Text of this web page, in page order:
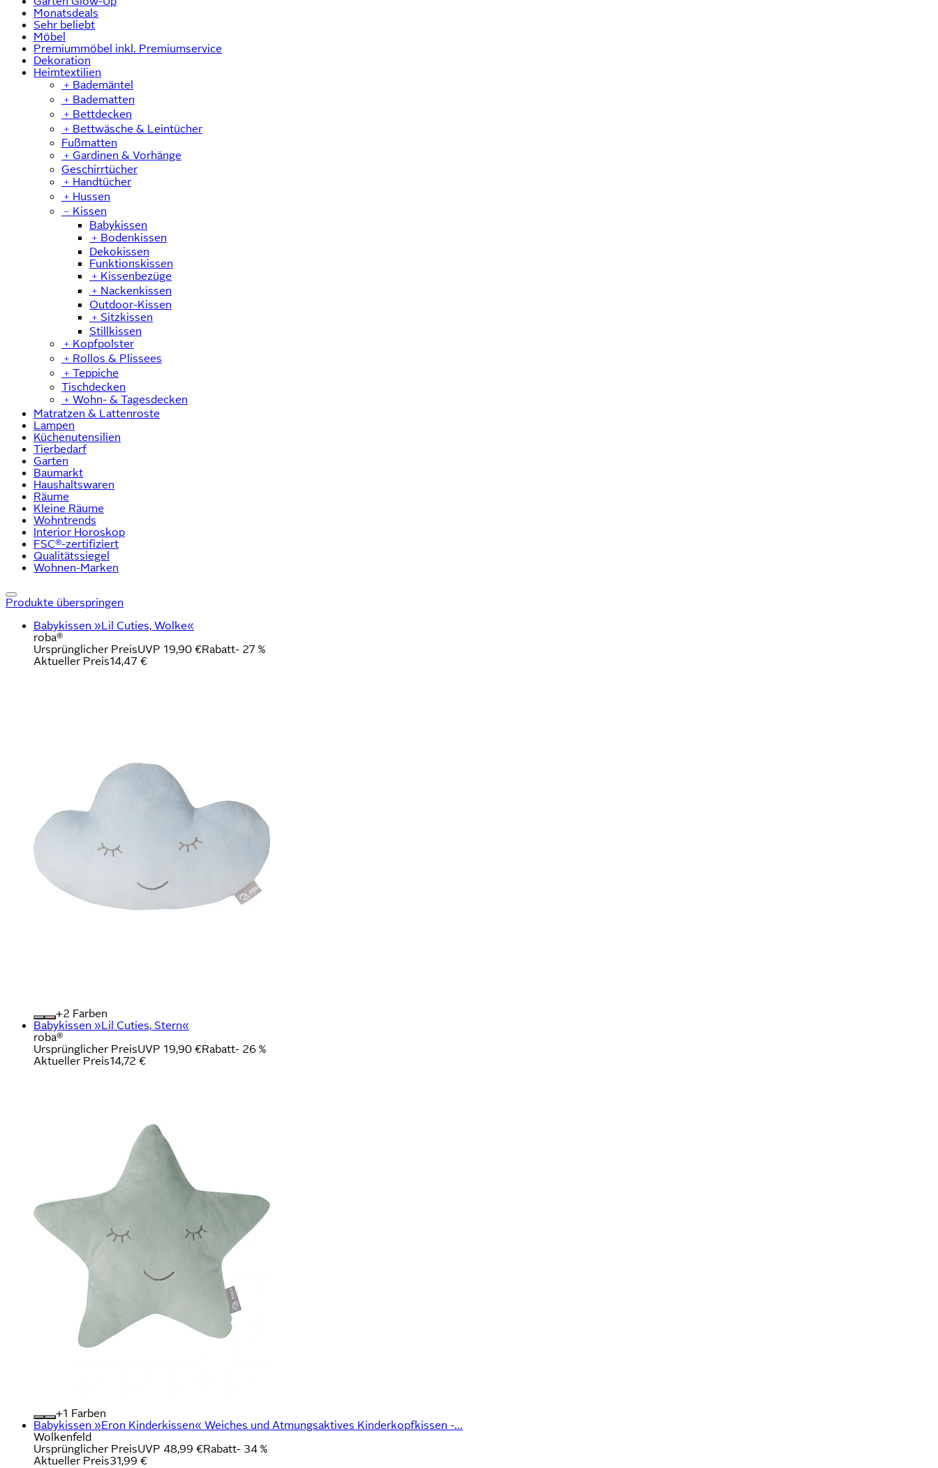
Monatsdeals
Sehr beliebt
Möbel
Premiummöbel inkl. Premiumservice
Dekoration
Heimtextilien
﹢ Bademäntel
﹢ Badematten
﹢ Bettdecken
﹢ Bettwäsche & Leintücher
Fußmatten
﹢ Gardinen & Vorhänge
Geschirrtücher
﹢ Handtücher
﹢ Hussen
﹣ Kissen
Babykissen
﹢ Bodenkissen
Dekokissen
Funktionskissen
﹢ Kissenbezüge
﹢ Nackenkissen
Outdoor-Kissen
﹢ Sitzkissen
Stillkissen
﹢ Kopfpolster
﹢ Rollos & Plissees
﹢ Teppiche
Tischdecken
﹢ Wohn- & Tagesdecken
Matratzen & Lattenroste
Lampen
Küchenutensilien
Tierbedarf
Garten
Baumarkt
Haushaltswaren
Räume
Kleine Räume
Wohntrends
Interior Horoskop
FSC®-zertifiziert
Qualitätssiegel
Wohnen-Marken
Produkte überspringen
Babykissen »Lil Cuties, Wolke«
roba®
Ursprünglicher PreisUVP 19,90 €Rabatt- 27 %
Aktueller Preis14,47 €
+
Farben
Babykissen »Lil Cuties, Stern«
roba®
Ursprünglicher PreisUVP 19,90 €Rabatt- 26 %
Aktueller Preis14,72 €
+
Farben
Babykissen »Eron Kinderkissen« Weiches und Atmungsaktives Kinderkopfkissen -...
Wolkenfeld
Ursprünglicher PreisUVP 48,99 €Rabatt- 34 %
Aktueller Preis31,99 €